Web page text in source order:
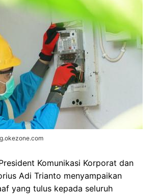
Komunikasi Korporat dan
Adi Trianto menyampaikan
yang tulus kepada seluruh